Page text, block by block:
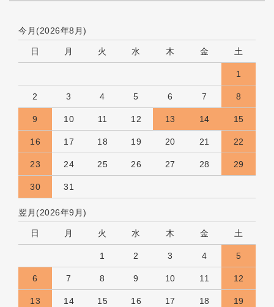
今月(2026年8月)
日 月 火 水 木 金 土
1
2 3 4 5 6 7 8
9 10 11 12 13 14 15
16 17 18 19 20 21 22
23 24 25 26 27 28 29
30 31
翌月(2026年9月)
日 月 火 水 木 金 土
1 2 3 4 5
6 7 8 9 10 11 12
13 14 15 16 17 18 19